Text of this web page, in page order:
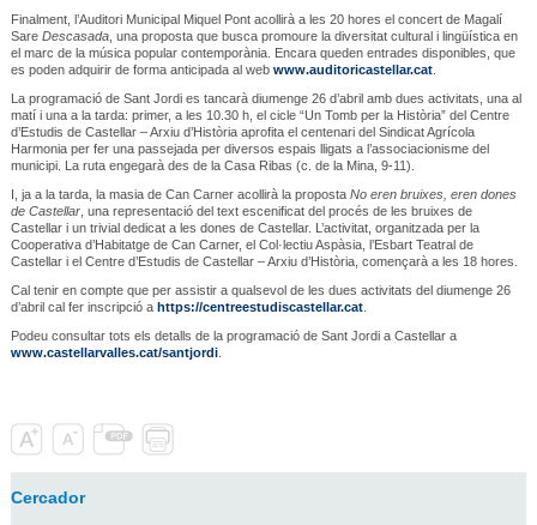
Finalment, l’Auditori Municipal Miquel Pont acollirà a les 20 hores el concert de Magalí
Sare Descasada, una proposta que busca promoure la diversitat cultural i lingüística en
el marc de la música popular contemporània. Encara queden entrades disponibles, que
es poden adquirir de forma anticipada al web www.auditoricastellar.cat.
La programació de Sant Jordi es tancarà diumenge 26 d’abril amb dues activitats, una al
matí i una a la tarda: primer, a les 10.30 h, el cicle “Un Tomb per la Història” del Centre
d’Estudis de Castellar – Arxiu d’Història aprofita el centenari del Sindicat Agrícola
Harmonia per fer una passejada per diversos espais lligats a l’associacionisme del
municipi. La ruta engegarà des de la Casa Ribas (c. de la Mina, 9-11).
I, ja a la tarda, la masia de Can Carner acollirà la proposta No eren bruixes, eren dones
de Castellar, una representació del text escenificat del procés de les bruixes de
Castellar i un trivial dedicat a les dones de Castellar. L’activitat, organitzada per la
Cooperativa d’Habitatge de Can Carner, el Col·lectiu Aspàsia, l’Esbart Teatral de
Castellar i el Centre d’Estudis de Castellar – Arxiu d’Història, començarà a les 18 hores.
Cal tenir en compte que per assistir a qualsevol de les dues activitats del diumenge 26
d’abril cal fer inscripció a https://centreestudiscastellar.cat.
Podeu consultar tots els detalls de la programació de Sant Jordi a Castellar a
www.castellarvalles.cat/santjordi.
Cercador